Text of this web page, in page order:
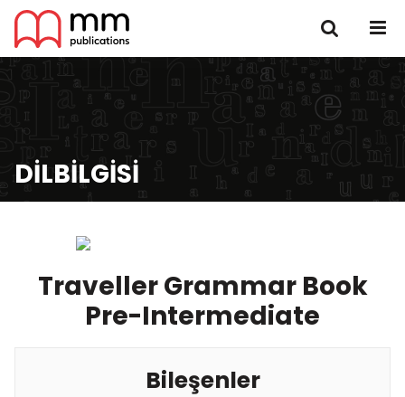
DILBILGISI
Traveller Grammar Book
Pre-Intermediate
Bileşenler